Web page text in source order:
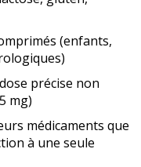
(enfants,
précise non
mg)
médicaments que
à une seule